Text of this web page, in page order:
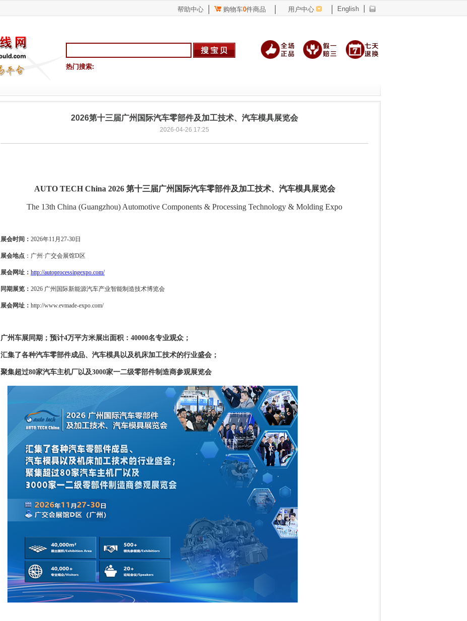
帮助中心 购物车0件商品 用户中心 English
热门搜索:
2026第十三届广州国际汽车零部件及加工技术、汽车模具展览会
2026-04-26 17:25
AUTO TECH China 2026 第十三届广州国际汽车零部件及加工技术、汽车模具展览会
The 13th China (Guangzhou) Automotive Components & Processing Technology & Molding Expo
展会时间： 2026年11 月 27-30日
展会地点 ：广州·广交会展馆D区
展会网址： http://autoprocessingexpo.com/
同期展览： 2026 广州国际新能源汽车产业智能制造技术博览会
展会网址： http://www.evmade-expo.com/
广州车展同期；预计4万平方米展出面积： 40000名专业观众；
汇集了各种汽车零部件成品、汽车模具以及机床加工技术的行业盛会；
聚集超过80家汽车主机厂以及3000家一二级零部件制造商参观展览会